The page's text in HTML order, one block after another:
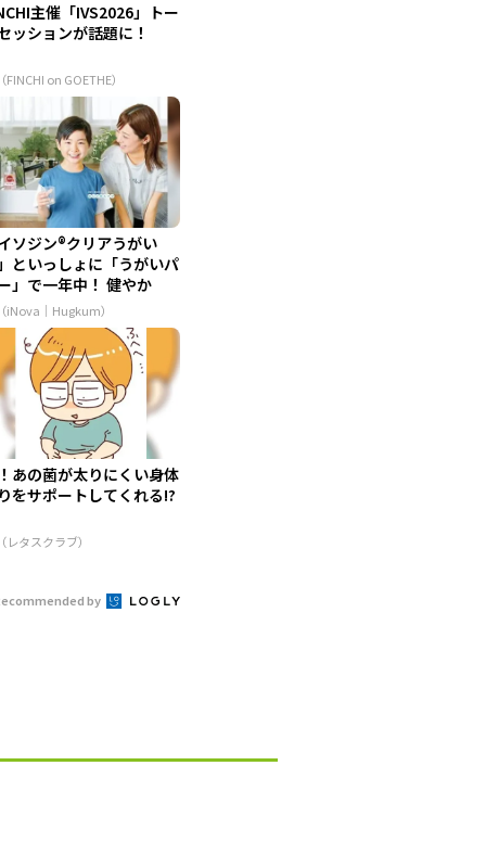
主催「IVS2026」トー
ッションが話題に！
FINCHI on GOETHE）
ソジン®クリアうがい
といっしょに「うがいパ
」で一年中！ 健やか
iNova｜Hugkum）
あの菌が太りにくい身体
をサポートしてくれる!?
レタスクラブ）
by